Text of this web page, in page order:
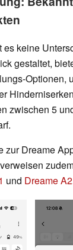
keine
gestaltet,
Optionen,
zwischen 5
zur Dreame
und Dreame A2